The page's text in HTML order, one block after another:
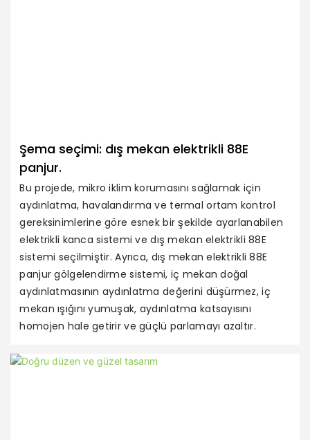
Şema seçimi: dış mekan elektrikli 88E
panjur.
Bu projede, mikro iklim korumasını sağlamak için
aydınlatma, havalandırma ve termal ortam kontrol
gereksinimlerine göre esnek bir şekilde ayarlanabilen
elektrikli kanca sistemi ve dış mekan elektrikli 88E
sistemi seçilmiştir. Ayrıca, dış mekan elektrikli 88E
panjur gölgelendirme sistemi, iç mekan doğal
aydınlatmasının aydınlatma değerini düşürmez, iç
mekan ışığını yumuşak, aydınlatma katsayısını
homojen hale getirir ve güçlü parlamayı azaltır.